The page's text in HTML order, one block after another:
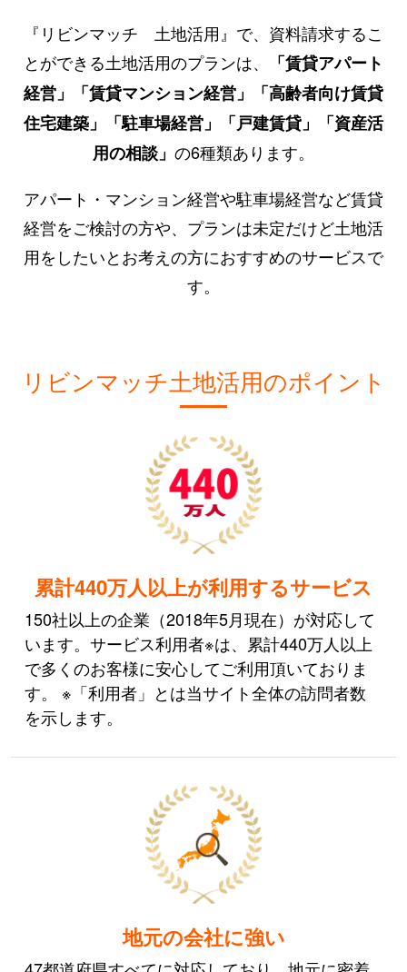
『リビンマッチ 土地活用』で、資料請求するこ
とができる土地活用のプランは、
「賃貸アパート
経営」「賃貸マンション経営」「高齢者向け賃貸
住宅建築」「駐車場経営」「戸建賃貸」「資産活
用の相談」 の6種類あります。
アパート・マンション経営や駐車場経営など賃貸
経営をご検討の方や、プランは未定だけど土地活
用をしたいとお考えの方におすすめのサービスで
す。
リビンマッチ土地活用のポイント
累計440万人以上が利用するサービス
150社以上の企業（2018年5月現在）が対応して
います。サービス利用者※は、累計440万人以上
で多くのお客様に安心してご利用頂いておりま
す。 ※「利用者」とは当サイト全体の訪問者数
を示します。
地元の会社に強い